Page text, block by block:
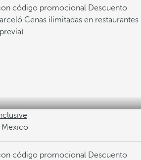
código promocional Descuento
Cenas ilimitadas en restaurantes
Mexico
código promocional Descuento